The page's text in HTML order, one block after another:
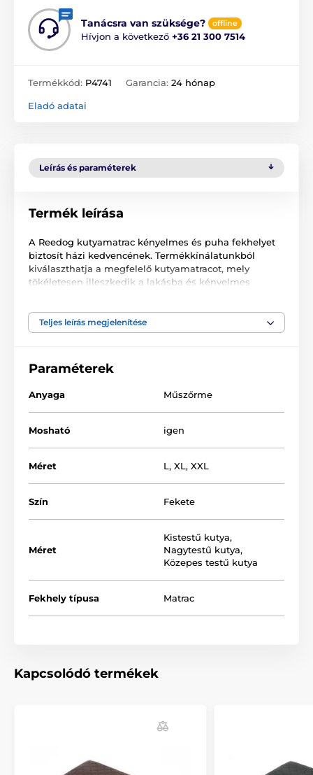
Tanácsra van szüksége? offline
Hívjon a következő +36 21 300 7514
Termékkód: P4741 Garancia: 24 hónap
Eladó adatai
Leírás és paraméterek
Termék leírása
A Reedog kutyamatrac kényelmes és puha fekhelyet
biztosít házi kedvencének. Termékkínálatunkból
kiválaszthatja a megfelelő kutyamatracot, mely
tökéletesen illeszkedik a lakásba és kényelmes
matrac úgynevezett "kifekvését". A levehető
párnahuzatnak köszönhetően könnyedén tisztítható.
következő táblázat nyújt segítséget. (*Kézzel varrott
termékek, így a méretek maximálisan 2 - 4 cm-el
minőségi és tartós anyag
Teljes leírás megjelenítése
Paraméterek
Anyaga Műszőrme
Mosható igen
Méret L, XL, XXL
Szín Fekete
Méret
Kistestű kutya,
Nagytestű kutya,
Közepes testű kutya
Fekhely típusa Matrac
Kapcsolódó termékek